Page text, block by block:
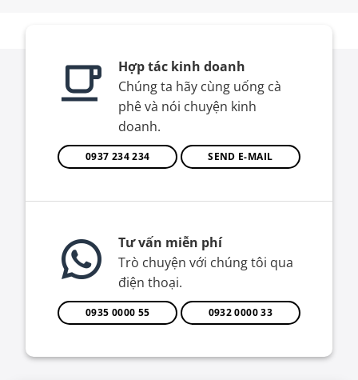
Hợp tác kinh doanh
Chúng ta hãy cùng uống cà
phê và nói chuyện kinh
doanh.
0937 234 234 SEND E-MAIL
Tư vấn miễn phí
Trò chuyện với chúng tôi qua
điện thoại.
0935 0000 55 0932 0000 33